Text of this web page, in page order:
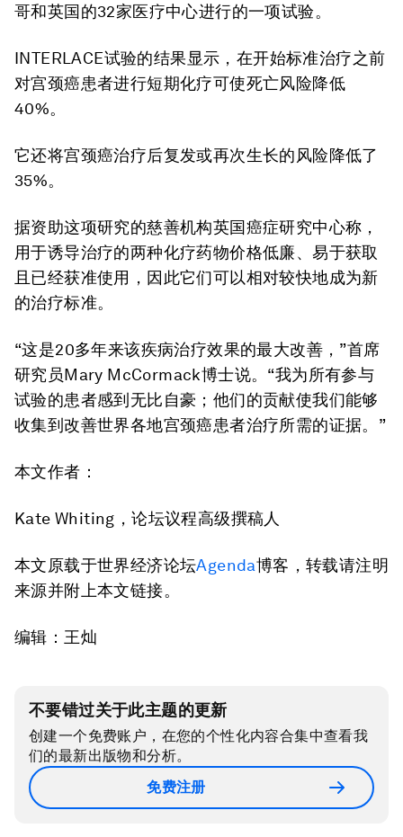
哥和英国的32家医疗中心进行的一项试验。
INTERLACE试验的结果显示，在开始标准治疗之前
对宫颈癌患者进行短期化疗可使死亡风险降低
40%。
它还将宫颈癌治疗后复发或再次生长的风险降低了
35%。
据资助这项研究的慈善机构英国癌症研究中心称，
用于诱导治疗的两种化疗药物价格低廉、易于获取
且已经获准使用，因此它们可以相对较快地成为新
的治疗标准。
“这是20多年来该疾病治疗效果的最大改善，”首席
研究员Mary McCormack博士说。“我为所有参与
试验的患者感到无比自豪；他们的贡献使我们能够
收集到改善世界各地宫颈癌患者治疗所需的证据。”
本文作者：
Kate Whiting，论坛议程高级撰稿人
本文原载于世界经济论坛Agenda博客，转载请注明
来源并附上本文链接。
编辑：王灿
不要错过关于此主题的更新
创建一个免费账户，在您的个性化内容合集中查看我
们的最新出版物和分析。
免费注册